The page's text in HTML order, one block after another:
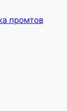
промтов